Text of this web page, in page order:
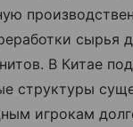
сырья
В Китае
структуры
игрокам